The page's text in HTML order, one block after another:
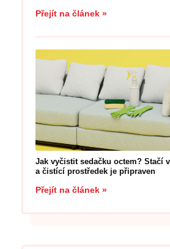
Přejít na článek »
Jak vyčistit sedačku octem? Stačí
a čistící prostředek je připraven
Přejít na článek »